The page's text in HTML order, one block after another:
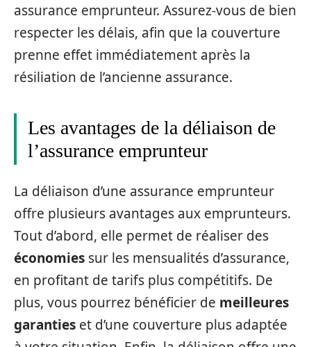
assurance emprunteur. Assurez-vous de bien
respecter les délais, afin que la couverture
prenne effet immédiatement après la
résiliation de l’ancienne assurance.
Les avantages de la déliaison de
l’assurance emprunteur
La déliaison d’une assurance emprunteur
offre plusieurs avantages aux emprunteurs.
Tout d’abord, elle permet de réaliser des
économies sur les mensualités d’assurance,
en profitant de tarifs plus compétitifs. De
plus, vous pourrez bénéficier de meilleures
garanties et d’une couverture plus adaptée